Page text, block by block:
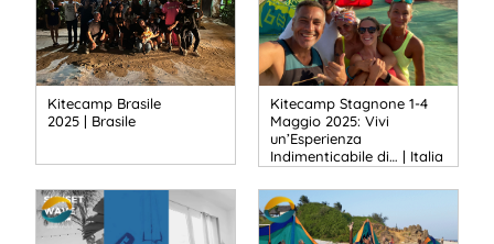
Kitecamp Brasile
2025 | Brasile
Kitecamp Stagnone 1-4
Maggio 2025: Vivi
un’Esperienza
Indimenticabile di… | Italia